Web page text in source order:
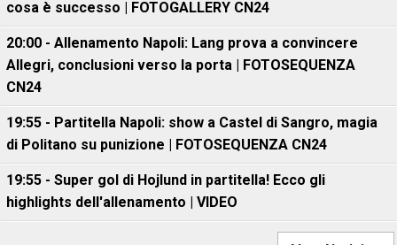
cosa è successo | FOTOGALLERY CN24
20:00 - Allenamento Napoli: Lang prova a convincere
Allegri, conclusioni verso la porta | FOTOSEQUENZA
CN24
19:55 - Partitella Napoli: show a Castel di Sangro, magia
di Politano su punizione | FOTOSEQUENZA CN24
19:55 - Super gol di Hojlund in partitella! Ecco gli
highlights dell'allenamento | VIDEO